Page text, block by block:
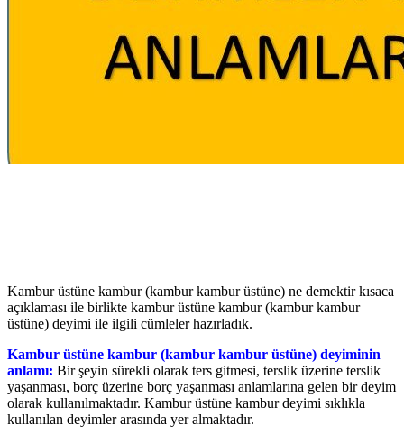
Kambur üstüne kambur (kambur kambur üstüne) ne demektir kısaca
açıklaması ile birlikte kambur üstüne kambur (kambur kambur
üstüne) deyimi ile ilgili cümleler hazırladık.
Kambur üstüne kambur (kambur kambur üstüne) deyiminin
anlamı: Bir şeyin sürekli olarak ters gitmesi, terslik üzerine terslik
yaşanması, borç üzerine borç yaşanması anlamlarına gelen bir deyim
olarak kullanılmaktadır. Kambur üstüne kambur deyimi sıklıkla
kullanılan deyimler arasında yer almaktadır.